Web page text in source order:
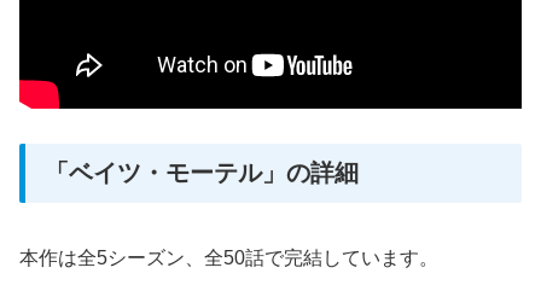
「ベイツ・モーテル」の詳細
本作は全5シーズン、全50話で完結しています。